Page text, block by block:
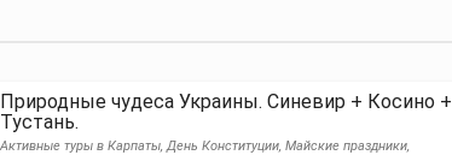
Природные чудеса Украины. Синевир + Косино +
Тустань.
Активные туры в Карпаты, День Конституции, Майские праздники,